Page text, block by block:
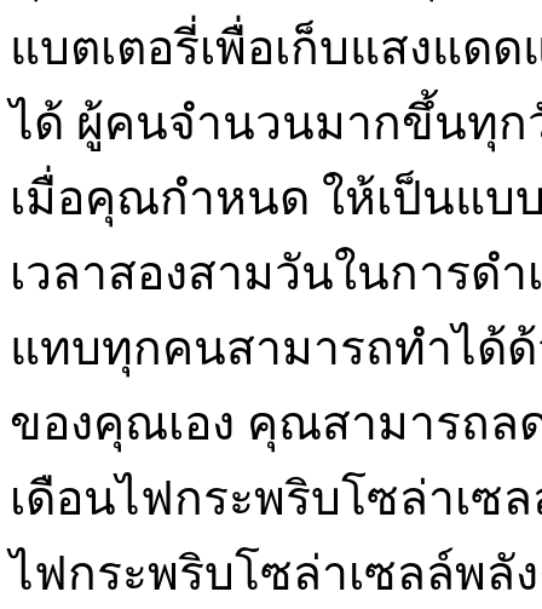
แบตเตอรี่เพื่อเก็บแสงแด
ได้ ผู้คนจำนวนมากขึ้นทุก
เมื่อคุณกำหนด ให้เป็นแบ
เวลาสองสามวันในการด
แทบทุกคนสามารถทำได้ด้
ของคุณเอง คุณสามารถล
เดือนไฟกระพริบโซล่าเซ
ไฟกระพริบโซล่าเซลล์พลั